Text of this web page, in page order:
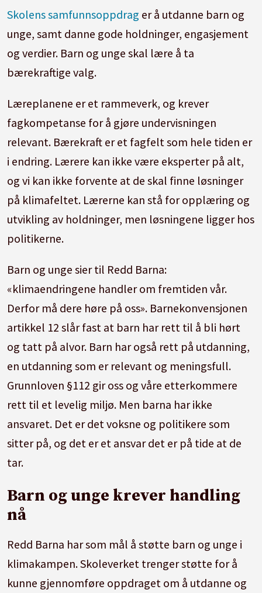
Skolens samfunnsoppdrag er å utdanne barn og
unge, samt danne gode holdninger, engasjement
og verdier. Barn og unge skal lære å ta
bærekraftige valg.
Læreplanene er et rammeverk, og krever
fagkompetanse for å gjøre undervisningen
relevant. Bærekraft er et fagfelt som hele tiden er
i endring. Lærere kan ikke være eksperter på alt,
og vi kan ikke forvente at de skal finne løsninger
på klimafeltet. Lærerne kan stå for opplæring og
utvikling av holdninger, men løsningene ligger hos
politikerne.
Barn og unge sier til Redd Barna:
«klimaendringene handler om fremtiden vår.
Derfor må dere høre på oss». Barnekonvensjonen
artikkel 12 slår fast at barn har rett til å bli hørt
og tatt på alvor. Barn har også rett på utdanning,
en utdanning som er relevant og meningsfull.
Grunnloven §112 gir oss og våre etterkommere
rett til et levelig miljø. Men barna har ikke
ansvaret. Det er det voksne og politikere som
sitter på, og det er et ansvar det er på tide at de
tar.
Barn og unge krever handling
nå
Redd Barna har som mål å støtte barn og unge i
klimakampen. Skoleverket trenger støtte for å
kunne gjennomføre oppdraget om å utdanne og